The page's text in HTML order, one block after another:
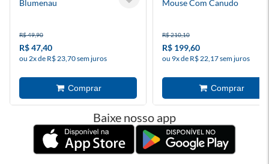
Blumenau
R$ 49,90
R$ 47,40
ou 2x de R$ 23,70 sem juros
Mouse Com Canudo
R$ 210,10
R$ 199,60
ou 9x de R$ 22,17 sem juros
Baixe nosso app